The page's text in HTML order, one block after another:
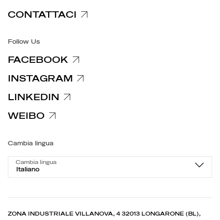
Accessibilità
CONTATTACI
Follow Us
FACEBOOK
INSTAGRAM
LINKEDIN
WEIBO
Cambia lingua
Cambia lingua
Italiano
ZONA INDUSTRIALE VILLANOVA, 4 32013 LONGARONE (BL),